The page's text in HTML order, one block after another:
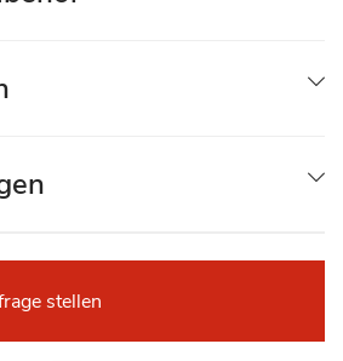
stellen